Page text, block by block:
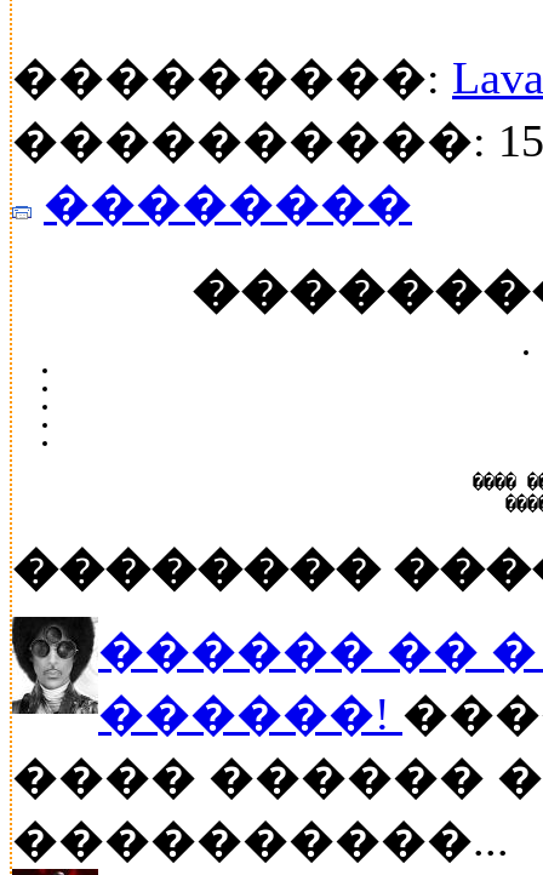
���������:
����������:
��������
����
��������
������ �� �
������!
���� ������
����������...